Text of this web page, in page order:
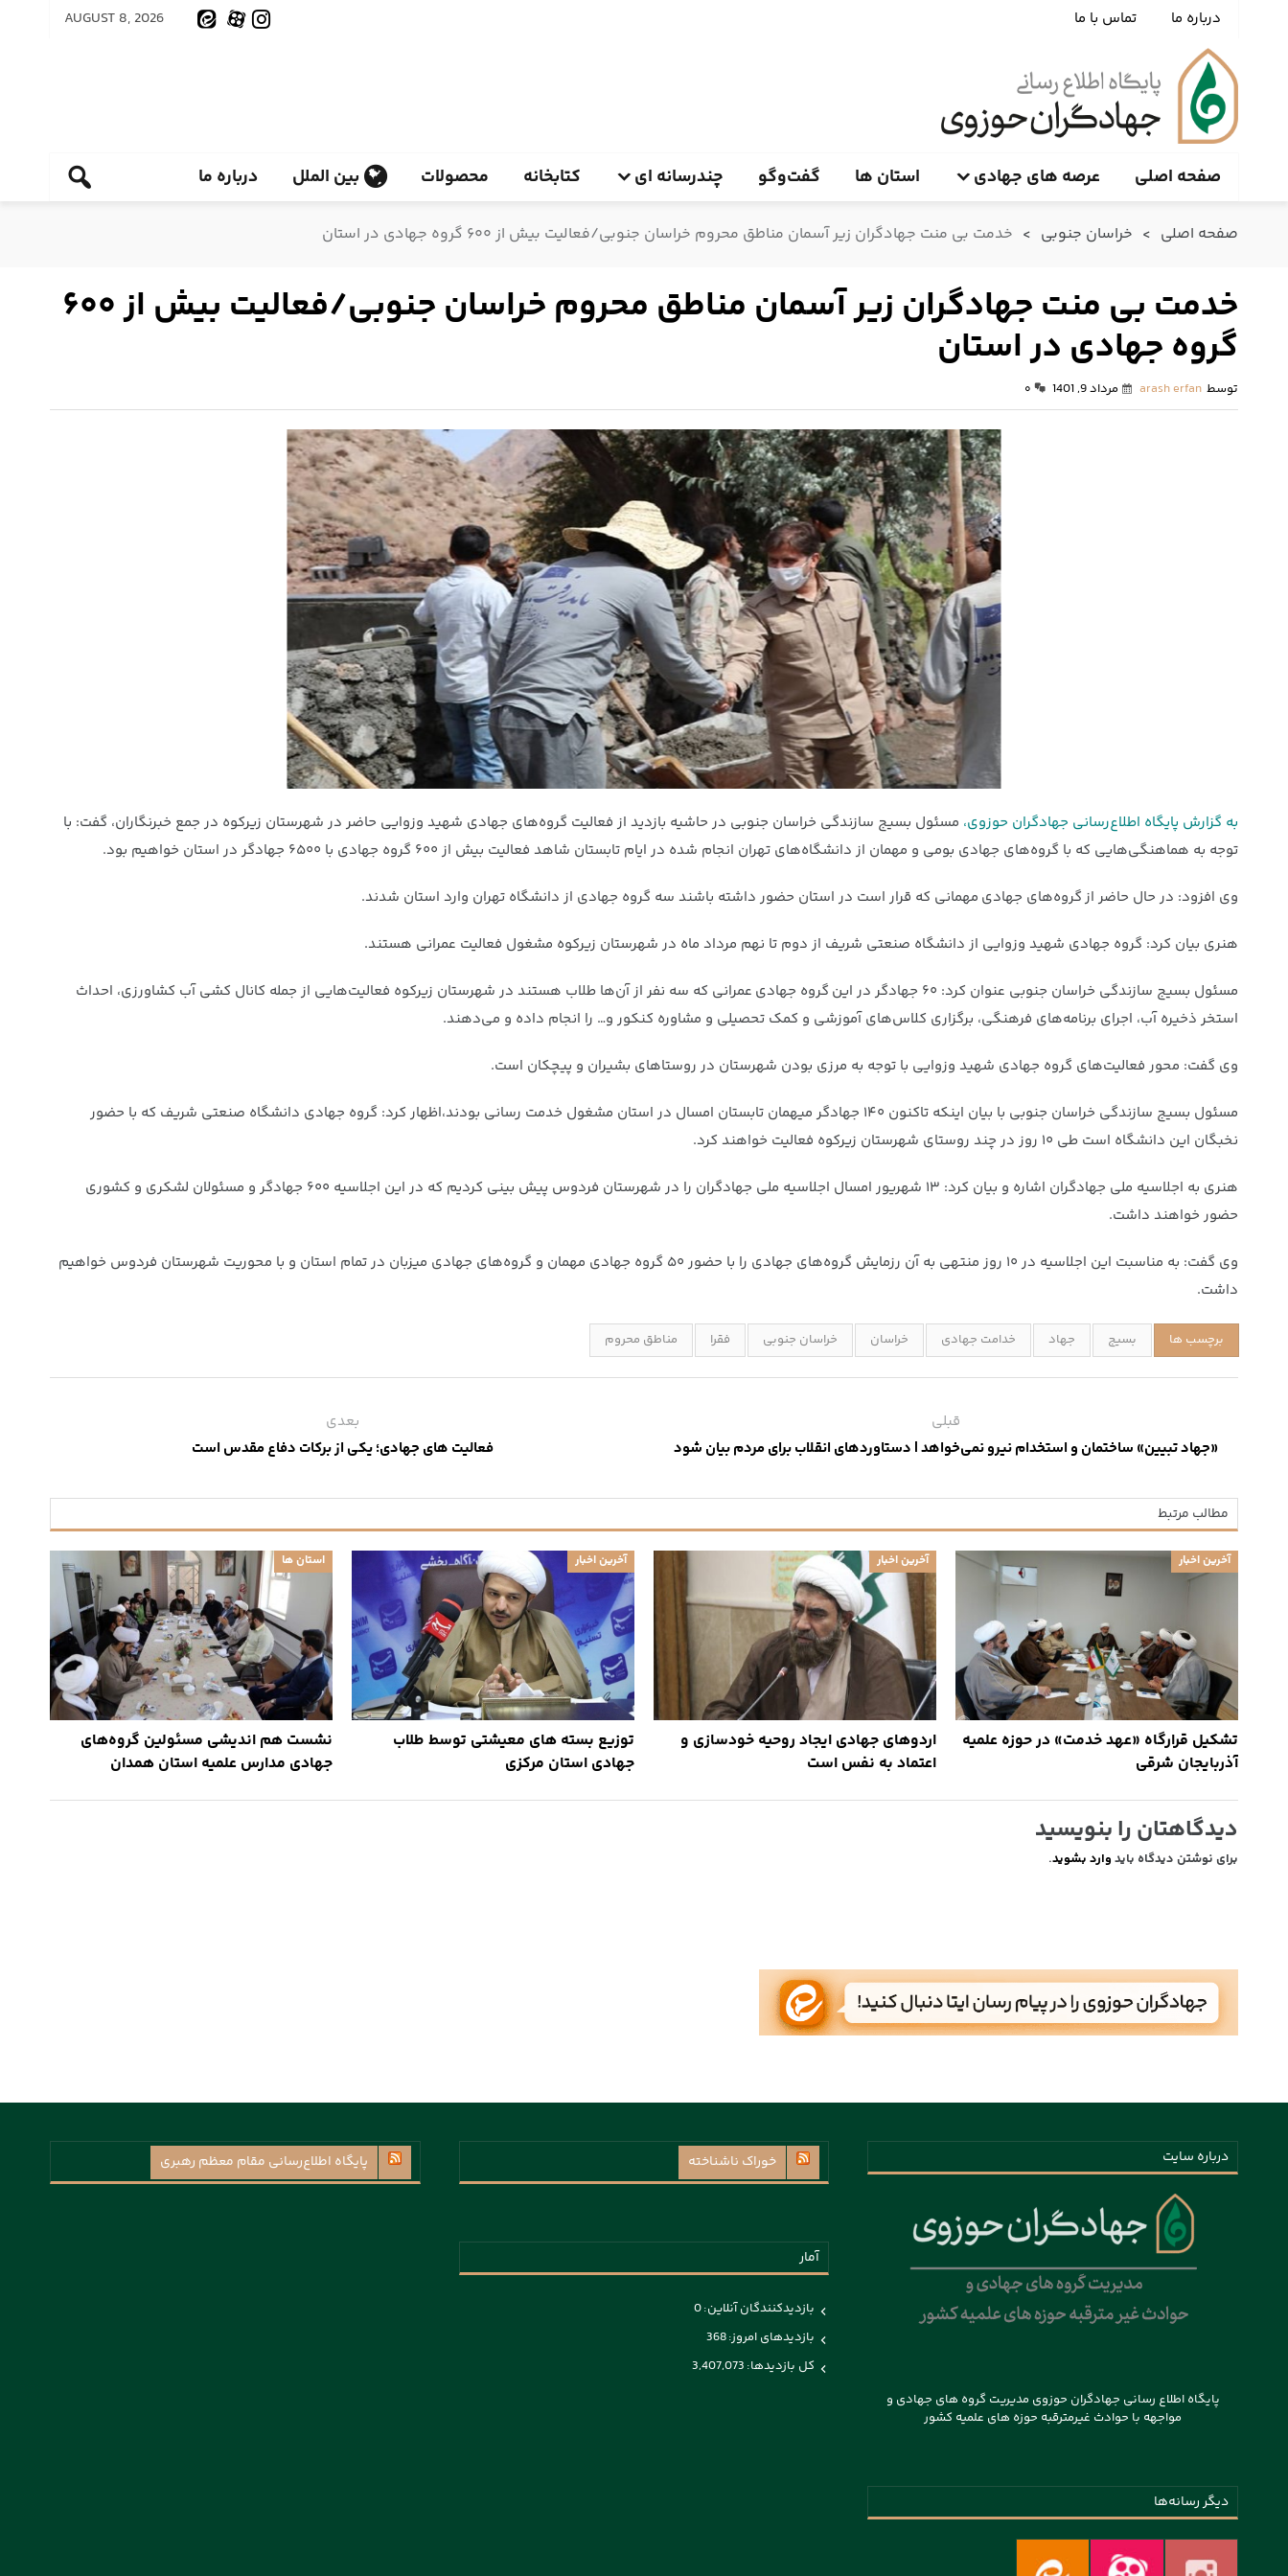
درباره ما تماس با ما AUGUST 8, 2026
صفحه اصلی عرصه های جهادی استان ها گفت‌وگو چندرسانه ای کتابخانه محصولات بین الملل درباره ما
صفحه اصلی > خراسان جنوبی > خدمت بی منت جهادگران زیر آسمان مناطق محروم خراسان جنوبی/فعالیت بیش از ۶۰۰ گروه جهادی در استان
خدمت بی منت جهادگران زیر آسمان مناطق محروم خراسان جنوبی/فعالیت بیش از ۶۰۰
گروه جهادی در استان
توسط arash erfan مرداد 9, 1401 ۰
به گزارش پایگاه اطلاع‌رسانی جهادگران حوزوی، مسئول بسیج سازندگی خراسان جنوبی در حاشیه بازدید از فعالیت گروه‌های جهادی شهید وزوایی حاضر در شهرستان زیرکوه در جمع خبرنگاران، گفت: با
توجه به هماهنگی‌هایی که با گروه‌های جهادی بومی و مهمان از دانشگاه‌های تهران انجام شده در ایام تابستان شاهد فعالیت بیش از ۶۰۰ گروه جهادی با ۶۵۰۰ جهادگر در استان خواهیم بود.
وی افزود: در حال حاضر از گروه‌های جهادی مهمانی که قرار است در استان حضور داشته باشند سه گروه جهادی از دانشگاه تهران وارد استان شدند.
هنری بیان کرد: گروه جهادی شهید وزوایی از دانشگاه صنعتی شریف از دوم تا نهم مرداد ماه در شهرستان زیرکوه مشغول فعالیت عمرانی هستند.
مسئول بسیج سازندگی خراسان جنوبی عنوان کرد: ۶۰ جهادگر در این گروه جهادی عمرانی که سه نفر از آن‌ها طلاب هستند در شهرستان زیرکوه فعالیت‌هایی از جمله کانال کشی آب کشاورزی، احداث
استخر ذخیره آب، اجرای برنامه‌های فرهنگی، برگزاری کلاس‌های آموزشی و کمک تحصیلی و مشاوره کنکور و… را انجام داده و می‌دهند.
وی گفت: محور فعالیت‌های گروه جهادی شهید وزوایی با توجه به مرزی بودن شهرستان در روستا‌های بشیران و پیچکان است.
مسئول بسیج سازندگی خراسان جنوبی با بیان اینکه تاکنون ۱۴۰ جهادگر میهمان تابستان امسال در استان مشغول خدمت رسانی بودند،اظهار کرد: گروه جهادی دانشگاه صنعتی شریف که با حضور
نخبگان این دانشگاه است طی ۱۰ روز در چند روستای شهرستان زیرکوه فعالیت خواهند کرد.
هنری به اجلاسیه ملی جهادگران اشاره و بیان کرد: ۱۳ شهریور امسال اجلاسیه ملی جهادگران را در شهرستان فردوس پیش بینی کردیم که در این اجلاسیه ۶۰۰ جهادگر و مسئولان لشکری و کشوری
حضور خواهند داشت.
وی گفت: به مناسبت این اجلاسیه در ۱۰ روز منتهی به آن رزمایش گروه‌های جهادی را با حضور ۵۰ گروه جهادی مهمان و گروه‌های جهادی میزبان در تمام استان و با محوریت شهرستان فردوس خواهیم
داشت.
برچسب ها بسیج جهاد خدامت جهادی خراسان خراسان جنوبی فقرا مناطق محروم
قبلی
«جهاد تبیین» ساختمان و استخدام نیرو نمی‌خواهد | دستاوردهای انقلاب برای مردم بیان شود
بعدی
فعالیت های جهادی؛ یکی از برکات دفاع مقدس است
مطالب مرتبط
آخرین اخبار
تشکیل قرارگاه «عهد خدمت» در حوزه علمیه
آذربایجان شرقی
آخرین اخبار
اردوهای جهادی ایجاد روحیه خودسازی و
اعتماد به نفس است
آخرین اخبار
توزیع بسته های معیشتی توسط طلاب
جهادی استان مرکزی
استان ها
نشست هم اندیشی مسئولین گروه‌های
جهادی مدارس علمیه استان همدان
دیدگاهتان را بنویسید
برای نوشتن دیدگاه باید وارد بشوید.
درباره سایت
پایگاه اطلاع رسانی جهادگران حوزوی مدیریت گروه های جهادی و
مواجهه با حوادث غیرمترقبه حوزه های علمیه کشور
دیگر رسانه‌ها
خوراک ناشناخته
آمار
بازدیدکنندگان آنلاین:0
بازدیدهای امروز:368
کل بازدیدها: 3,407,073
پايگاه اطلاع‌رسانی مقام معظم رهبری